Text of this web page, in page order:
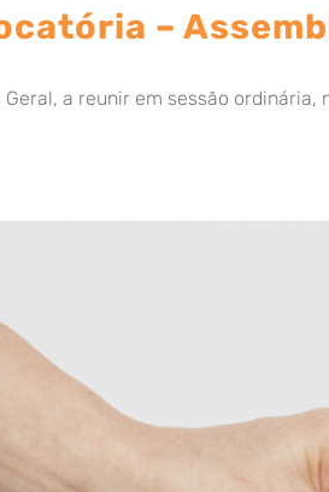
–
a reunir em sessão ordinária,